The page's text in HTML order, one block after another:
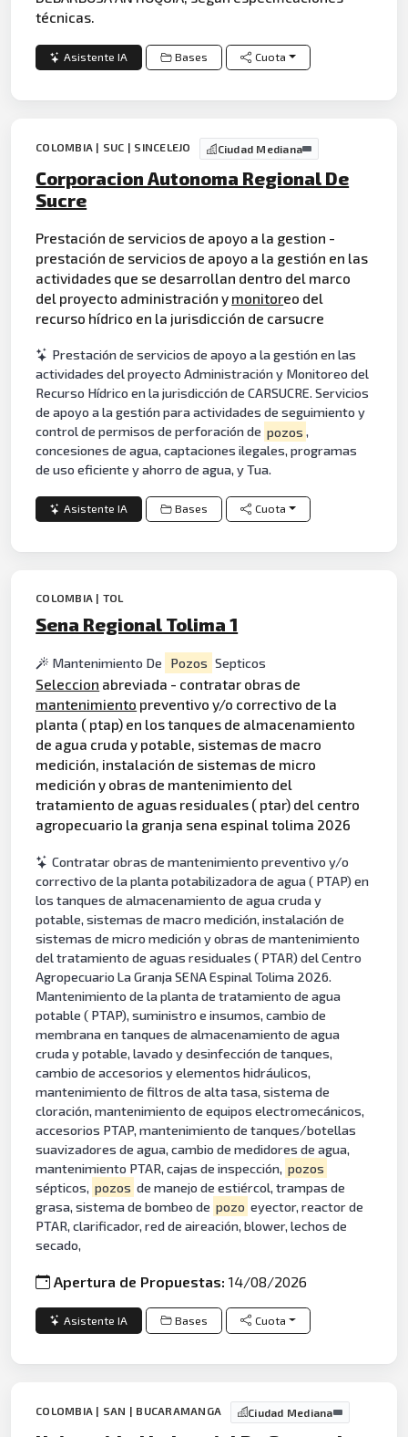
técnicas.
Asistente IA Bases Cuota
COLOMBIA | SUC | SINCELEJO Ciudad Mediana
Corporacion Autonoma Regional De
Sucre
Prestación de servicios de apoyo a la gestion -
prestación de servicios de apoyo a la gestión en las
actividades que se desarrollan dentro del marco
del proyecto administración y monitoreo del
recurso hídrico en la jurisdicción de carsucre
Prestación de servicios de apoyo a la gestión en las
actividades del proyecto Administración y Monitoreo del
Recurso Hídrico en la jurisdicción de CARSUCRE. Servicios
de apoyo a la gestión para actividades de seguimiento y
control de permisos de perforación de pozos ,
concesiones de agua, captaciones ilegales, programas
de uso eficiente y ahorro de agua, y Tua.
Asistente IA Bases Cuota
COLOMBIA | TOL
Sena Regional Tolima 1
Mantenimiento De Pozos Septicos
Seleccion abreviada - contratar obras de
mantenimiento preventivo y/o correctivo de la
planta ( ptap) en los tanques de almacenamiento
de agua cruda y potable, sistemas de macro
medición, instalación de sistemas de micro
medición y obras de mantenimiento del
tratamiento de aguas residuales ( ptar) del centro
agropecuario la granja sena espinal tolima 2026
Contratar obras de mantenimiento preventivo y/o
correctivo de la planta potabilizadora de agua ( PTAP) en
los tanques de almacenamiento de agua cruda y
potable, sistemas de macro medición, instalación de
sistemas de micro medición y obras de mantenimiento
del tratamiento de aguas residuales ( PTAR) del Centro
Agropecuario La Granja SENA Espinal Tolima 2026.
Mantenimiento de la planta de tratamiento de agua
potable ( PTAP), suministro e insumos, cambio de
membrana en tanques de almacenamiento de agua
cruda y potable, lavado y desinfección de tanques,
cambio de accesorios y elementos hidráulicos,
mantenimiento de filtros de alta tasa, sistema de
cloración, mantenimiento de equipos electromecánicos,
accesorios PTAP, mantenimiento de tanques/botellas
suavizadores de agua, cambio de medidores de agua,
mantenimiento PTAR, cajas de inspección, pozos
sépticos, pozos de manejo de estiércol, trampas de
grasa, sistema de bombeo de pozo eyector, reactor de
PTAR, clarificador, red de aireación, blower, lechos de
secado,
Apertura de Propuestas:14/08/2026
Asistente IA Bases Cuota
COLOMBIA | SAN | BUCARAMANGA Ciudad Mediana